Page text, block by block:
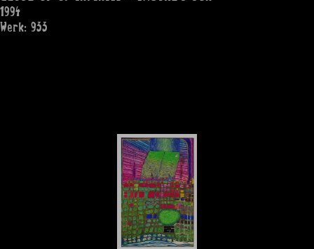
1994
Werk: 933